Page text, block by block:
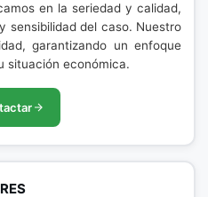
en la seriedad y calidad,
sensibilidad del caso. Nuestro
garantizando un enfoque
situación económica.